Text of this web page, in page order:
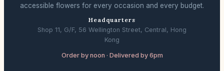
accessible flowers for every occasion and every budget.
Headquarters
Shop 11, G/F, 56 Wellington Street, Central, Hong
Kong
Order by noon · Delivered by 6pm